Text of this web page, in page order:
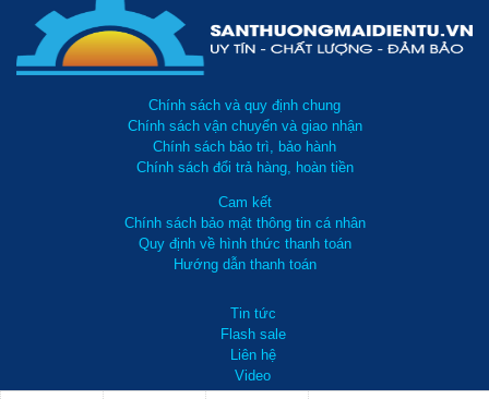
Chính sách và quy định chung
Chính sách vận chuyển và giao nhận
Chính sách bảo trì, bảo hành
Chính sách đổi trả hàng, hoàn tiền
Cam kết
Chính sách bảo mật thông tin cá nhân
Quy định về hình thức thanh toán
Hướng dẫn thanh toán
Tin tức
Flash sale
Liên hệ
Video